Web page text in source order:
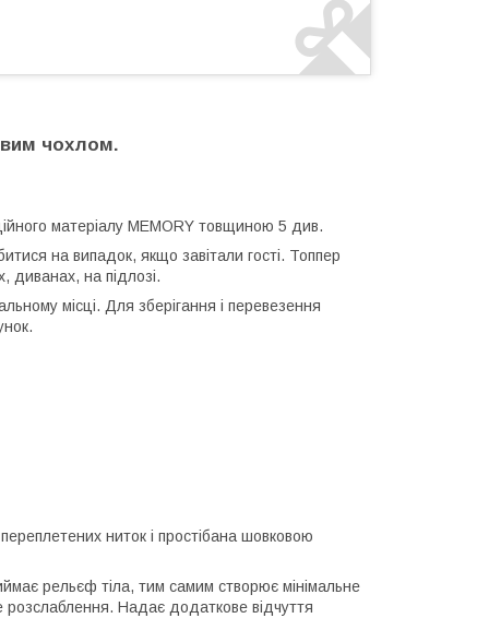
чохлом.
матеріалу MEMORY товщиною 5 див.
на випадок, якщо завітали гості. Топпер
диванах, на підлозі.
місці. Для зберігання і перевезення
ниток і простібана шовковою
рельєф тіла, тим самим створює мінімальне
розслаблення. Надає додаткове відчуття